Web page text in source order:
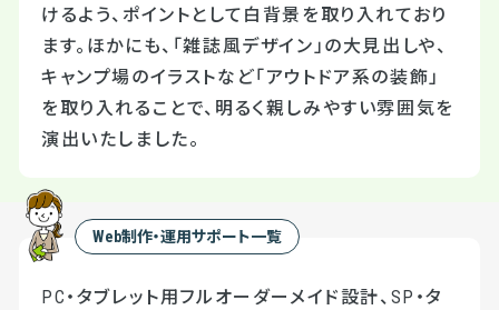
けるよう、ポイントとして白背景を取り入れており
ます。ほかにも、「雑誌風デザイン」の大見出しや、
キャンプ場のイラストなど「アウトドア系の装飾」
を取り入れることで、明るく親しみやすい雰囲気を
演出いたしました。
Web制作・運用サポート一覧
PC・タブレット用フルオーダーメイド設計、SP・タ